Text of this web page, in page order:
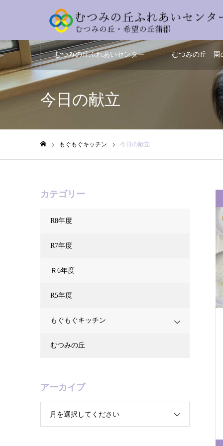
むつみの丘ふれあいセンター むつみの丘 園
方
今日の献立
もぐもぐキッチン 今日の献立
カテゴリー
R8年度
R7年度
Ｒ6年度
R5年度
もぐもぐキッチン
むつみの丘
アーカイブ
月を選択してください